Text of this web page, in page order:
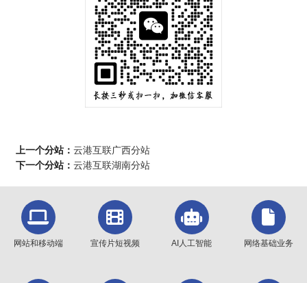
上一个分站： 云港互联广西分站
下一个分站： 云港互联湖南分站
网站和移动端 宣传片短视频 AI人工智能 网络基础业务